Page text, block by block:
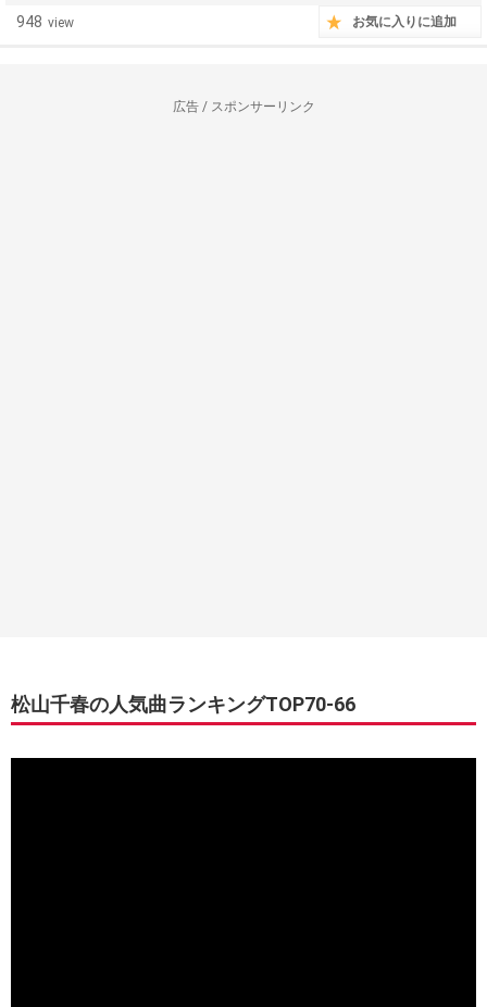
948 view お気に入りに追加
広告 / スポンサーリンク
松山千春の人気曲ランキングTOP70-66